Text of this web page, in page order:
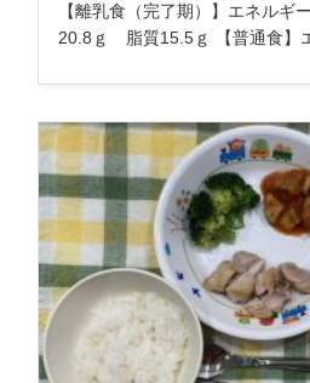
【離乳食（完了期）】エネル
20.8ｇ 脂質15.5ｇ 【普通食】